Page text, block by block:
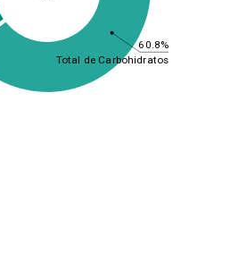
60.8%
Total de Carbohidratos